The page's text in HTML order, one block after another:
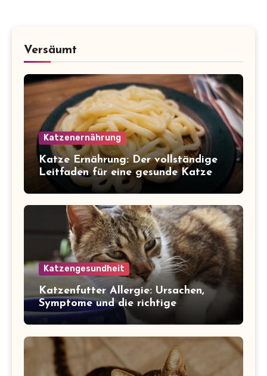
Versäumt
Katzenernährung
Katze Ernährung: Der vollständige
Leitfaden für eine gesunde Katze
Katzengesundheit
Katzenfutter Allergie: Ursachen,
Symptome und die richtige
Ernährung